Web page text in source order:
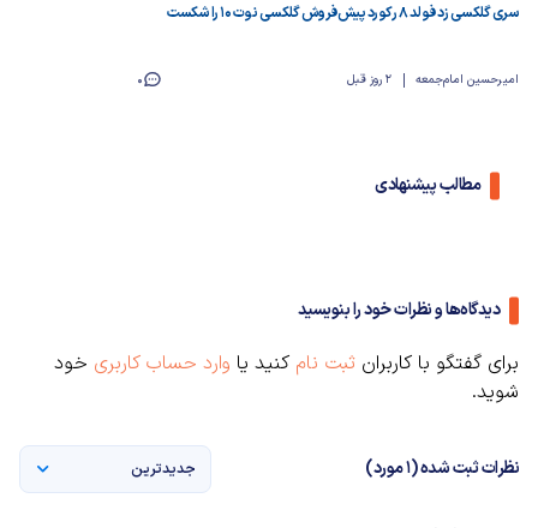
سری گلکسی زد فولد ۸ رکورد پیش‌فروش گلکسی نوت ۱۰ را شکست
امیرحسین امام‌جمعه 2 روز قبل 0
مطالب پیشنهادی
دیدگاه‌ها و نظرات خود را بنویسید
برای گفتگو با کاربران ثبت نام کنید یا وارد حساب کاربری خود
شوید.
نظرات ثبت شده (1 مورد) جدیدترین